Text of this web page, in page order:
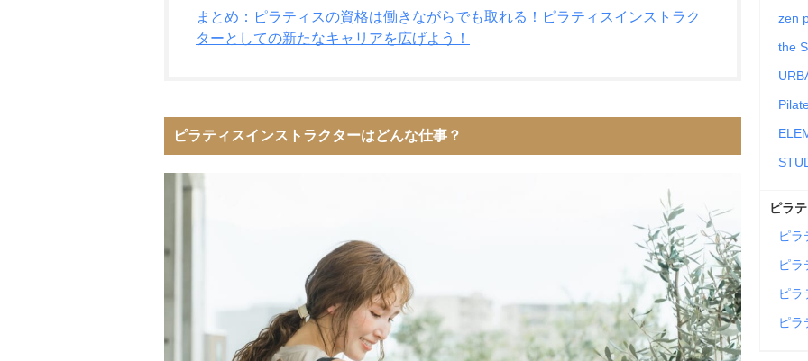
まとめ：ピラティスの資格は働きながらでも取れる！ピラティスインストラク
ターとしての新たなキャリアを広げよう！
ピラティスインストラクターはどんな仕事？
zen
the
ピラ
ピラ
ピラ
ピラ
ピラ